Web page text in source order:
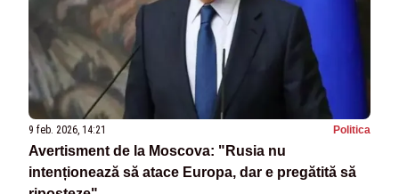
9 feb. 2026, 14:21 Politica
Avertisment de la Moscova: "Rusia nu
intenționează să atace Europa, dar e pregătită să